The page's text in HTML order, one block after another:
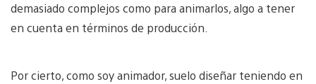
demasiado complejos como para animarlos, algo a tener
en cuenta en términos de producción.
Por cierto, como soy animador, suelo diseñar teniendo en